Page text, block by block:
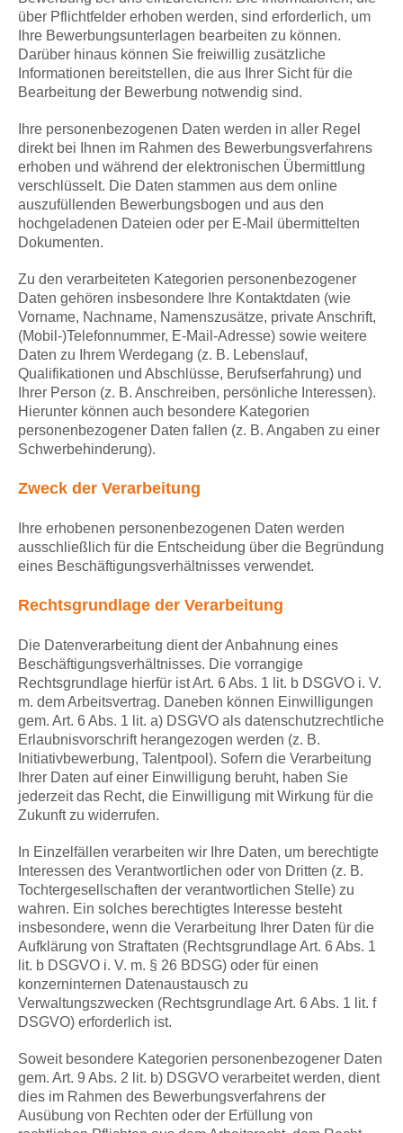
über Pflichtfelder erhoben werden, sind erforderlich, um
Ihre Bewerbungsunterlagen bearbeiten zu können.
Darüber hinaus können Sie freiwillig zusätzliche
Informationen bereitstellen, die aus Ihrer Sicht für die
Bearbeitung der Bewerbung notwendig sind.
Ihre personenbezogenen Daten werden in aller Regel
direkt bei Ihnen im Rahmen des Bewerbungsverfahrens
erhoben und während der elektronischen Übermittlung
verschlüsselt. Die Daten stammen aus dem online
auszufüllenden Bewerbungsbogen und aus den
hochgeladenen Dateien oder per E-Mail übermittelten
Dokumenten.
Zu den verarbeiteten Kategorien personenbezogener
Daten gehören insbesondere Ihre Kontaktdaten (wie
Vorname, Nachname, Namenszusätze, private Anschrift,
(Mobil-)Telefonnummer, E-Mail-Adresse) sowie weitere
Daten zu Ihrem Werdegang (z. B. Lebenslauf,
Qualifikationen und Abschlüsse, Berufserfahrung) und
Ihrer Person (z. B. Anschreiben, persönliche Interessen).
Hierunter können auch besondere Kategorien
personenbezogener Daten fallen (z. B. Angaben zu einer
Schwerbehinderung).
Zweck der Verarbeitung
Ihre erhobenen personenbezogenen Daten werden
ausschließlich für die Entscheidung über die Begründung
eines Beschäftigungsverhältnisses verwendet.
Rechtsgrundlage der Verarbeitung
Die Datenverarbeitung dient der Anbahnung eines
Beschäftigungsverhältnisses. Die vorrangige
Rechtsgrundlage hierfür ist Art. 6 Abs. 1 lit. b DSGVO i. V.
m. dem Arbeitsvertrag. Daneben können Einwilligungen
gem. Art. 6 Abs. 1 lit. a) DSGVO als datenschutzrechtliche
Erlaubnisvorschrift herangezogen werden (z. B.
Initiativbewerbung, Talentpool). Sofern die Verarbeitung
Ihrer Daten auf einer Einwilligung beruht, haben Sie
jederzeit das Recht, die Einwilligung mit Wirkung für die
Zukunft zu widerrufen.
In Einzelfällen verarbeiten wir Ihre Daten, um berechtigte
Interessen des Verantwortlichen oder von Dritten (z. B.
Tochtergesellschaften der verantwortlichen Stelle) zu
wahren. Ein solches berechtigtes Interesse besteht
insbesondere, wenn die Verarbeitung Ihrer Daten für die
Aufklärung von Straftaten (Rechtsgrundlage Art. 6 Abs. 1
lit. b DSGVO i. V. m. § 26 BDSG) oder für einen
konzerninternen Datenaustausch zu
Verwaltungszwecken (Rechtsgrundlage Art. 6 Abs. 1 lit. f
DSGVO) erforderlich ist.
Soweit besondere Kategorien personenbezogener Daten
gem. Art. 9 Abs. 2 lit. b) DSGVO verarbeitet werden, dient
dies im Rahmen des Bewerbungsverfahrens der
Ausübung von Rechten oder der Erfüllung von